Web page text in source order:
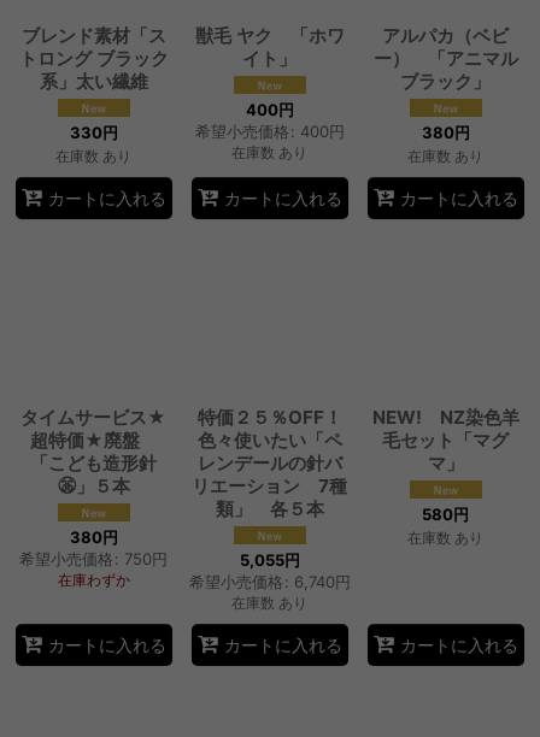
ブレンド素材「ス
トロング ブラック
系」太い繊維
330円
在庫数 あり
カートに入れる
獣毛 ヤク 「ホワ
イト」
400円
希望小売価格: 400円
在庫数 あり
カートに入れる
アルパカ（ベビ
ー） 「アニマル
ブラック」
380円
在庫数 あり
カートに入れる
タイムサービス★
超特価★廃盤
「こども造形針
㊱」５本
380円
希望小売価格: 750円
在庫わずか
カートに入れる
特価２５％OFF！
色々使いたい「ペ
レンデールの針バ
リエーション 7種
類」 各５本
5,055円
希望小売価格: 6,740円
在庫数 あり
カートに入れる
NEW! NZ染色羊
毛セット「マグ
マ」
580円
在庫数 あり
カートに入れる